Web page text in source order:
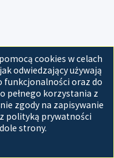
cookies w celach
odwiedzający używają
funkcjonalności oraz do
pełnego korzystania z
zgody na zapisywanie
polityką prywatności
strony.